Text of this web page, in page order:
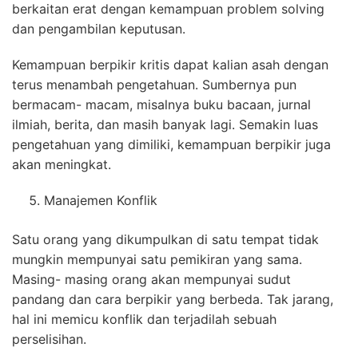
berkaitan erat dengan kemampuan problem solving
dan pengambilan keputusan.
Kemampuan berpikir kritis dapat kalian asah dengan
terus menambah pengetahuan. Sumbernya pun
bermacam- macam, misalnya buku bacaan, jurnal
ilmiah, berita, dan masih banyak lagi. Semakin luas
pengetahuan yang dimiliki, kemampuan berpikir juga
akan meningkat.
Manajemen Konflik
Satu orang yang dikumpulkan di satu tempat tidak
mungkin mempunyai satu pemikiran yang sama.
Masing- masing orang akan mempunyai sudut
pandang dan cara berpikir yang berbeda. Tak jarang,
hal ini memicu konflik dan terjadilah sebuah
perselisihan.